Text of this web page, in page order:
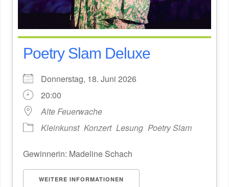
Poetry Slam Deluxe
Donnerstag, 18. Juni 2026
20:00
Alte Feuerwache
Kleinkunst Konzert Lesung Poetry Slam
Gewinnerin: Madeline Schach
WEITERE INFORMATIONEN